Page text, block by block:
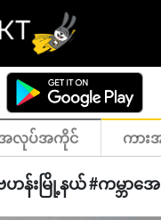
လုပ်အကိုင် ကား
န်းမြို့နယ် #ကမ္ဘာအေ